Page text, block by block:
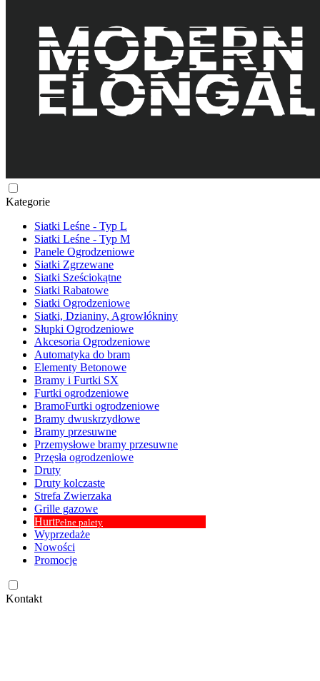
Kategorie
Siatki Leśne - Typ L
Siatki Leśne - Typ M
Panele Ogrodzeniowe
Siatki Zgrzewane
Siatki Sześciokątne
Siatki Rabatowe
Siatki Ogrodzeniowe
Siatki, Dzianiny, Agrowłókniny
Słupki Ogrodzeniowe
Akcesoria Ogrodzeniowe
Automatyka do bram
Elementy Betonowe
Bramy i Furtki SX
Furtki ogrodzeniowe
BramoFurtki ogrodzeniowe
Bramy dwuskrzydłowe
Bramy przesuwne
Przemysłowe bramy przesuwne
Przęsła ogrodzeniowe
Druty
Druty kolczaste
Strefa Zwierzaka
Grille gazowe
HurtPełne palety
Wyprzedaże
Nowości
Promocje
Kontakt